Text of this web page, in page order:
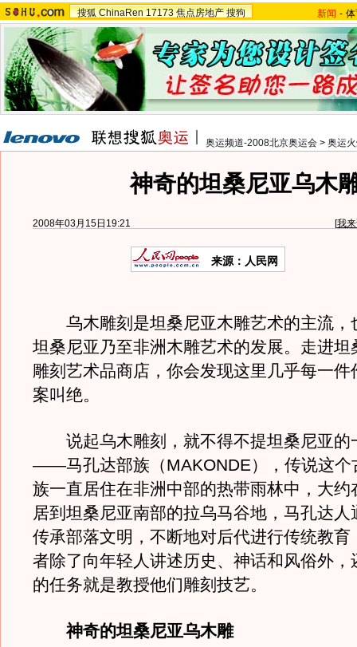
搜狐 ChinaRen 17173 焦点房地产 搜狗 新闻 -
奥运频道-2008北京奥运会 > 奥运
神奇的坦桑尼亚乌木
2008年03月15日19:21 [我
来源：人民网
乌木雕刻是坦桑尼亚木雕艺术的主流，
坦桑尼亚乃至非洲木雕艺术的发展。走进坦
雕刻艺术品商店，你会发现这里几乎每一件
案叫绝。
说起乌木雕刻，就不得不提坦桑尼亚的
——马孔达部族（MAKONDE），传说这个
族一直居住在非洲中部的热带雨林中，大
居到坦桑尼亚南部的拉乌马谷地，马孔达人
传承部落文明，不断地对后代进行传统教育
者除了向年轻人讲述历史、神话和风俗外，
的任务就是教授他们雕刻技艺。
神奇的坦桑尼亚乌木雕